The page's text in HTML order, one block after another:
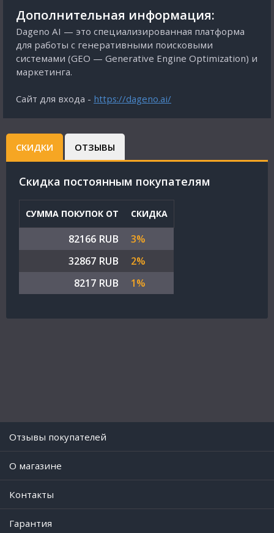
Дополнительная информация:
Dageno AI — это специализированная платформа
для работы с генеративными поисковыми
системами (GEO — Generative Engine Optimization) и
маркетинга.
Сайт для входа - https://dageno.ai/
СКИДКИ ОТЗЫВЫ
Cкидка постоянным покупателям
СУММА ПОКУПОК ОТ СКИДКА
82166 RUB
3%
32867 RUB
2%
8217 RUB
1%
Отзывы покупателей
O магазине
Контакты
Гарантия